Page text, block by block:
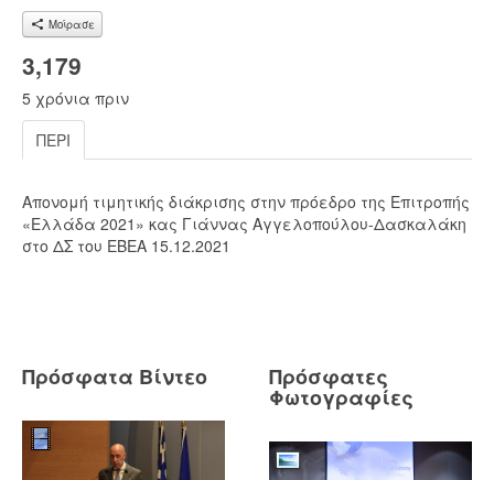
Μοίρασε
3,179
5 χρόνια πριν
ΠΕΡΊ
Απονομή τιμητικής διάκρισης στην πρόεδρο της Επιτροπής
«Ελλάδα 2021» κας Γιάννας Αγγελοπούλου-Δασκαλάκη
στο ΔΣ του ΕΒΕΑ 15.12.2021
Πρόσφατα Βίντεο Πρόσφατες
Φωτογραφίες